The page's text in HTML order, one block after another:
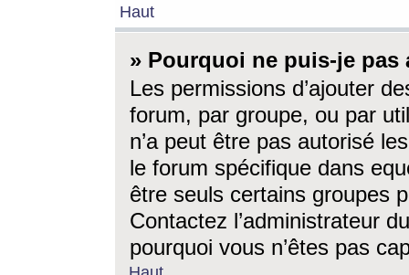
Haut
» Pourquoi ne puis-je
Les permissions d’ajouter
forum, par groupe, ou par
n’a peut être pas autorisé
le forum spécifique dans
être seuls certains groupes
Contactez l’administrateur
pourquoi vous n’êtes pas